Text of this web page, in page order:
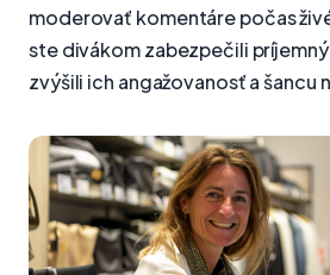
moderovať komentáre počas
ste divákom zabezpečili
zvýšili ich angažovanosť a šancu